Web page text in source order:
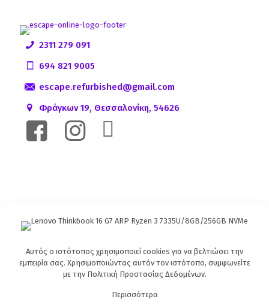
2311 279 091
694 821 9005
escape.refurbished@gmail.com
Φράγκων 19, Θεσσαλονίκη, 54626
Αυτός ο ιστότοπος χρησιμοποιεί cookies για να βελτιώσει την
εμπειρία σας. Χρησιμοποιώντας αυτόν τον ιστότοπο, συμφωνείτε
με την Πολιτική Προστασίας Δεδομένων.
Περισσότερα